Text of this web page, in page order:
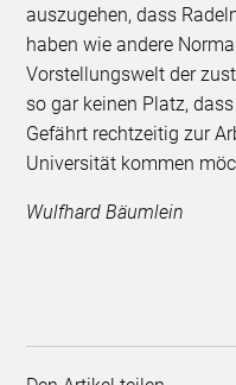
auszugehen, dass
haben wie andere
Vorstellungswelt der
so gar keinen Platz,
Gefährt rechtzeitig zur
Universität kommen
Wulfhard Bäumlein